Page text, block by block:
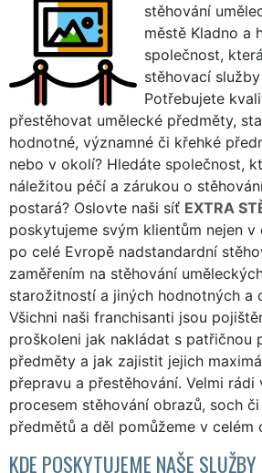
stěhování
městě Kladno a
společnost,
stěhovací
Potřebujete
přestěhovat umělecké předměty,
hodnotné, významné či křehké
nebo v okolí? Hledáte společnost,
náležitou péčí a zárukou o
postará? Oslovte naši síť EXTRA
poskytujeme svým klientům nejen v
po celé Evropě nadstandardní
zaměřením na stěhování
starožitností a jiných hodnotných a
Všichni naši franchisanti jsou
proškoleni jak nakládat s patřičnou
předměty a jak zajistit jejich
přepravu a přestěhování. Velmi rádi
procesem stěhování obrazů, soch
předmětů a děl pomůžeme v celém
KDE POSKYTUJEME NAŠE SLUŽBY